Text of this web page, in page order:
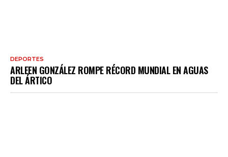
DEPORTES
ARLEEN GONZÁLEZ ROMPE RÉCORD MUNDIAL EN AGUAS
DEL ÁRTICO